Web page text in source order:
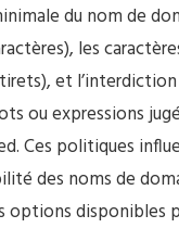
du nom de
les
et
ou expressions
Ces politiques
des noms de
options disponibles